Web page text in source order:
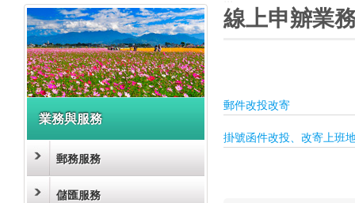
業務與服務
郵務服務
儲匯服務
線上申辧業
郵件改投改寄
掛號函件改投、改寄上班